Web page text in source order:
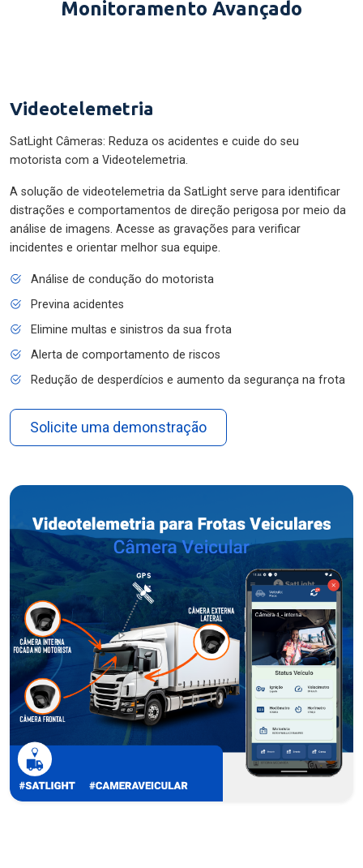
Monitoramento Avançado
Videotelemetria
SatLight Câmeras: Reduza os acidentes e cuide do seu
motorista com a Videotelemetria.
A solução de videotelemetria da SatLight serve para identificar
distrações e comportamentos de direção perigosa por meio da
análise de imagens. Acesse as gravações para verificar
incidentes e orientar melhor sua equipe.
Análise de condução do motorista
Previna acidentes
Elimine multas e sinistros da sua frota
Alerta de comportamento de riscos
Redução de desperdícios e aumento da segurança na frota
Solicite uma demonstração